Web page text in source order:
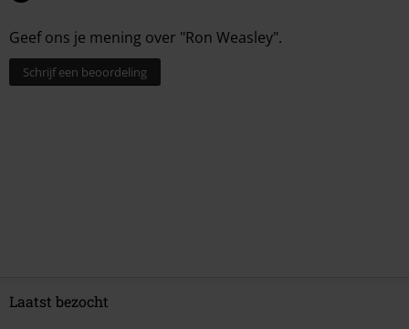
Geef ons je mening over "Ron Weasley".
Schrijf een beoordeling
Laatst bezocht